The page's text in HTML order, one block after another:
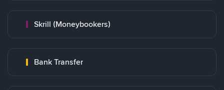
Skrill (Moneybookers)
Bank Transfer